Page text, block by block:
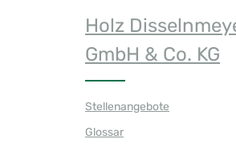
Holz
GmbH & Co. KG
Stellenangebote
Glossar